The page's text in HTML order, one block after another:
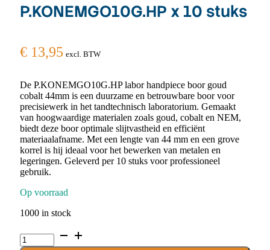
P.KONEMGO10G.HP x 10 stuks
€ 13,95 excl. BTW
De P.KONEMGO10G.HP labor handpiece boor goud
cobalt 44mm is een duurzame en betrouwbare boor voor
precisiewerk in het tandtechnisch laboratorium. Gemaakt
van hoogwaardige materialen zoals goud, cobalt en NEM,
biedt deze boor optimale slijtvastheid en efficiënt
materiaalafname. Met een lengte van 44 mm en een grove
korrel is hij ideaal voor het bewerken van metalen en
legeringen. Geleverd per 10 stuks voor professioneel
gebruik.
Op voorraad
1000 in stock
P.KONEMGO10G.HP
x